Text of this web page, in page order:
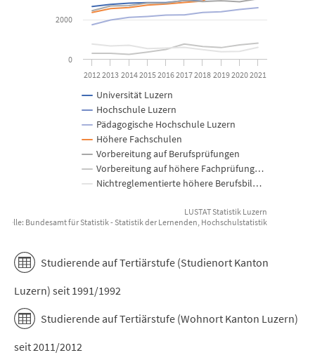
Universität Luzern
Hochschule Luzern
Pädagogische Hochschule Luzern
Höhere Fachschulen
Vorbereitung auf Berufsprüfungen
Vorbereitung auf höhere Fachprüfung…
Nichtreglementierte höhere Berufsbil…
20122013 20142015201620172018 201920202021
0
2000
LUSTAT Statistik Luzern
Bundesamt für Statistik - Statistik der Lernenden, Hochschulstatistik
Studierende auf Tertiärstufe (Studienort Kanton
Luzern) seit 1991/1992
Studierende auf Tertiärstufe (Wohnort Kanton Luzern)
seit 2011/2012